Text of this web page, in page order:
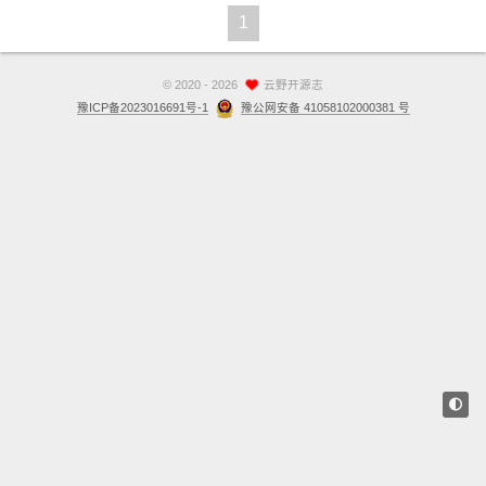
1
© 2020 - 2026
云野开源志
豫ICP备2023016691号-1
豫公网安备 41058102000381 号